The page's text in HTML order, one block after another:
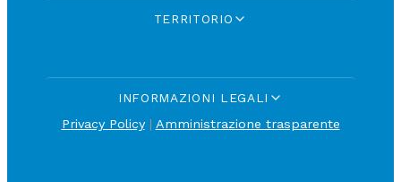
TERRITORIO
INFORMAZIONI LEGALI
Privacy Policy| Amministrazione trasparente